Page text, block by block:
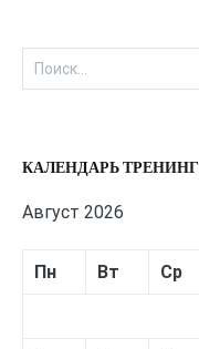
Найти:
КАЛЕНДАРЬ
Август 2026
Пн Вт Ср